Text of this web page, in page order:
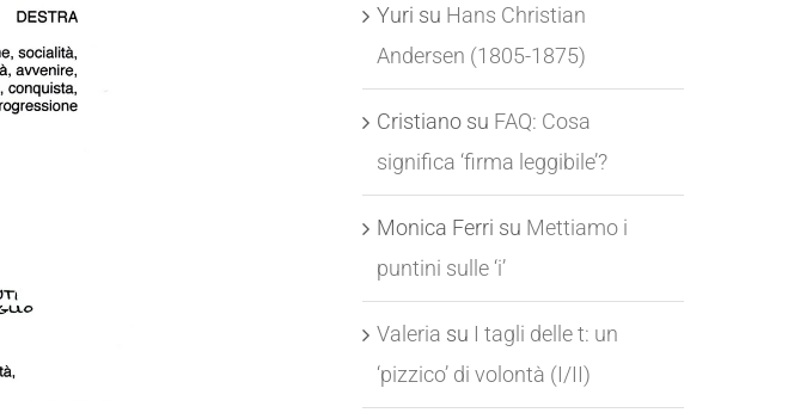
Yuri su Hans Christian
Andersen (1805-1875)
Cristianosu FAQ: Cosa
significa ‘firma leggibile’?
Monica Ferri su Mettiamo i
puntini sulle ‘i’
Valeria su I tagli delle t: un
‘pizzico’ di volontà (I/II)